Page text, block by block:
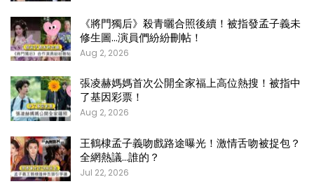
《將門獨后》殺青曬合照後續！被指發孟子義未
修生圖…演員們紛紛刪帖！
Aug 2, 2026
張凌赫媽媽首次公開全家福上高位熱搜！被指中
了基因彩票！
Aug 2, 2026
王鶴棣孟子義吻戲路途曝光！激情舌吻被捉包？
全網熱議…誰的？
Jul 22, 2026